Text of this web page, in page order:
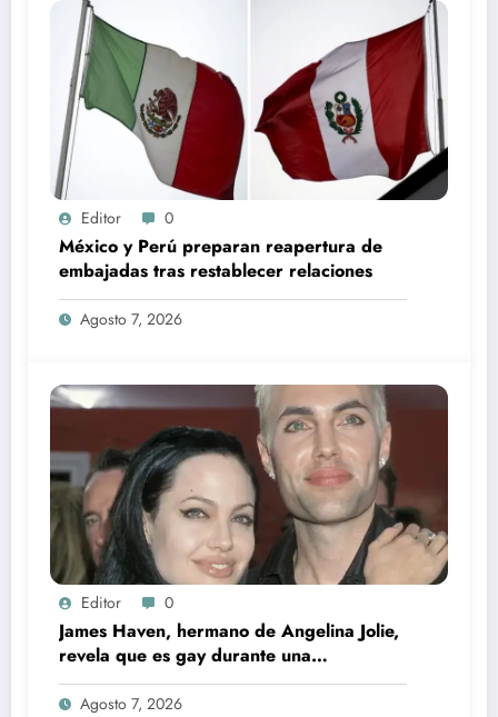
Editor 0
México y Perú preparan reapertura de
embajadas tras restablecer relaciones
Agosto 7, 2026
Editor 0
James Haven, hermano de Angelina Jolie,
revela que es gay durante una
transmisión en vivo junto a su exesposa
Agosto 7, 2026